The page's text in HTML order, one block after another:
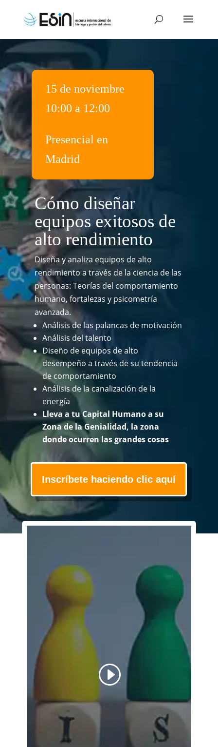
15 de noviembre
10:00 a 12:00
Presencial en
Madrid
Cómo diseñar
equipos exitosos de
alto rendimiento
Diseña y analiza equipos de alto
rendimiento a través de la ciencia de las
personas: Teorías del comportamiento
humano, fortalezas y psicometría
avanzada.
Análisis de las palancas de motivación
Análisis del talento
Diseño de equipos de alto
desempeño a través de su tendencia
de comportamiento
Análisis de la canalización de la
energía
Lleva a tu Capital Humano a su
Zona de la Genialidad, la zona
donde ocurren las grandes cosas
Inscríbete haciendo clic aquí